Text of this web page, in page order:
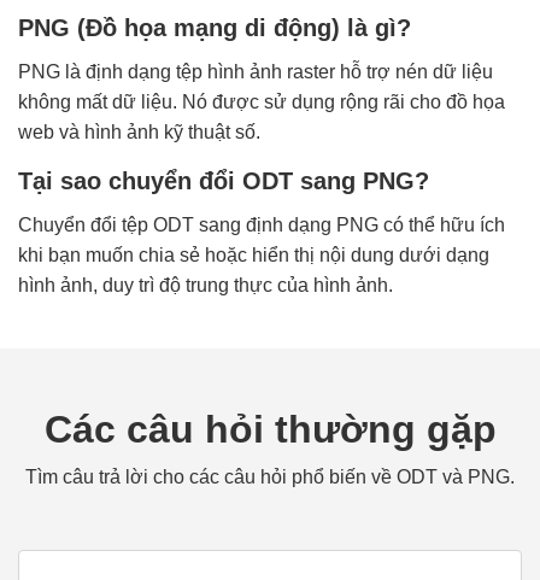
PNG (Đồ họa mạng di động) là gì?
PNG là định dạng tệp hình ảnh raster hỗ trợ nén dữ liệu
không mất dữ liệu. Nó được sử dụng rộng rãi cho đồ họa
web và hình ảnh kỹ thuật số.
Tại sao chuyển đổi ODT sang PNG?
Chuyển đổi tệp ODT sang định dạng PNG có thể hữu ích
khi bạn muốn chia sẻ hoặc hiển thị nội dung dưới dạng
hình ảnh, duy trì độ trung thực của hình ảnh.
Các câu hỏi thường gặp
Tìm câu trả lời cho các câu hỏi phổ biến về ODT và PNG.